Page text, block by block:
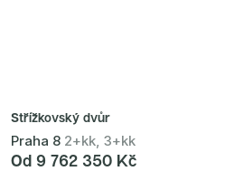
Střížkovský dvůr
Praha 8 2+kk, 3+kk
Od 9 762 350 Kč